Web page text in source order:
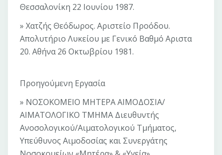
Θεσσαλονίκη 22 Ιουνίου 1987.
» Χατζής Θεόδωρος. Αριστείο Προόδου.
Απολυτήριο Λυκείου με Γενικό Βαθμό Αριστα
20. Αθήνα 26 Οκτωβρίου 1981.
Προηγούμενη Εργασία
» ΝΟΣΟΚΟΜΕΙΟ ΜΗΤΕΡΑ ΑΙΜΟΔΟΣΙΑ/
ΑΙΜΑΤΟΛΟΓΙΚΟ ΤΜΗΜΑ Διευθυντής
Ανοσολογικού/Αιματολογικού Τμήματος,
Υπεύθυνος Αιμοδοσίας και Συνεργάτης